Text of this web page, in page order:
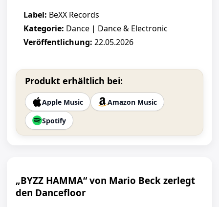
Label: BeXX Records
Kategorie: Dance | Dance & Electronic
Veröffentlichung: 22.05.2026
Produkt erhältlich bei:
Apple Music
Amazon Music
Spotify
„BYZZ HAMMA“ von Mario Beck zerlegt
den Dancefloor